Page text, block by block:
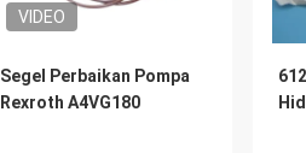
VIDEO
Segel Perbaikan Pompa
Rexroth A4VG180